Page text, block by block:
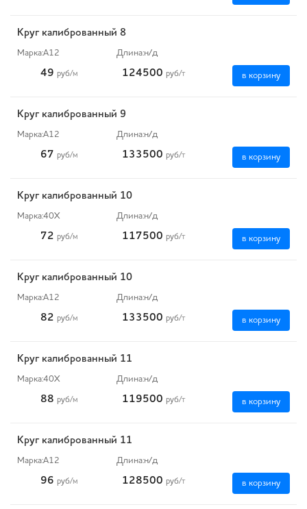
Круг калиброванный 8
Марка:А12 Длина:н/д
49 руб/м 124500 руб/т в корзину
Круг калиброванный 9
Марка:А12 Длина:н/д
67 руб/м 133500 руб/т в корзину
Круг калиброванный 10
Марка:40Х Длина:н/д
72 руб/м 117500 руб/т в корзину
Круг калиброванный 10
Марка:А12 Длина:н/д
82 руб/м 133500 руб/т в корзину
Круг калиброванный 11
Марка:40Х Длина:н/д
88 руб/м 119500 руб/т в корзину
Круг калиброванный 11
Марка:А12 Длина:н/д
96 руб/м 128500 руб/т в корзину